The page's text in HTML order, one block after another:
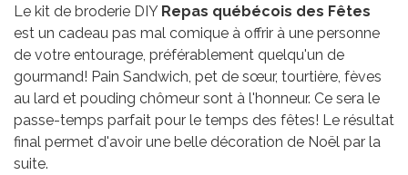
Le kit de broderie DIY Repas québécois des Fêtes
est un cadeau pas mal comique à offrir à une personne
de votre entourage, préférablement quelqu'un de
gourmand! Pain Sandwich, pet de sœur, tourtière, fèves
au lard et pouding chômeur sont à l'honneur. Ce sera le
passe-temps parfait pour le temps des fêtes! Le résultat
final permet d'avoir une belle décoration de Noël par la
suite.